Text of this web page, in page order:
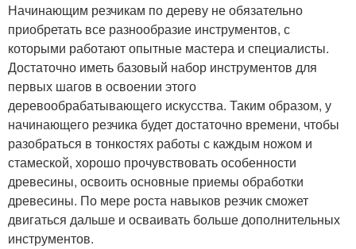
Начинающим резчикам по дереву не обязательно
приобретать все разнообразие инструментов, с
которыми работают опытные мастера и специалисты.
Достаточно иметь базовый набор инструментов для
первых шагов в освоении этого
деревообрабатывающего искусства. Таким образом, у
начинающего резчика будет достаточно времени, чтобы
разобраться в тонкостях работы с каждым ножом и
стамеской, хорошо прочувствовать особенности
древесины, освоить основные приемы обработки
древесины. По мере роста навыков резчик сможет
двигаться дальше и осваивать больше дополнительных
инструментов.